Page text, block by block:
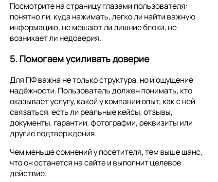
Посмотрите на страницу глазами пользователя:
понятно ли, куда нажимать, легко ли найти важную
информацию, не мешают ли лишние блоки, не
возникает ли недоверия.
5. Помогаем усиливать доверие
Для ПФ важна не только структура, но и ощущение
надёжности. Пользователь должен понимать, кто
оказывает услугу, какой у компании опыт, как с ней
связаться, есть ли реальные кейсы, отзывы,
документы, гарантии, фотографии, реквизиты или
другие подтверждения.
Чем меньше сомнений у посетителя, тем выше шанс,
что он останется на сайте и выполнит целевое
действие.